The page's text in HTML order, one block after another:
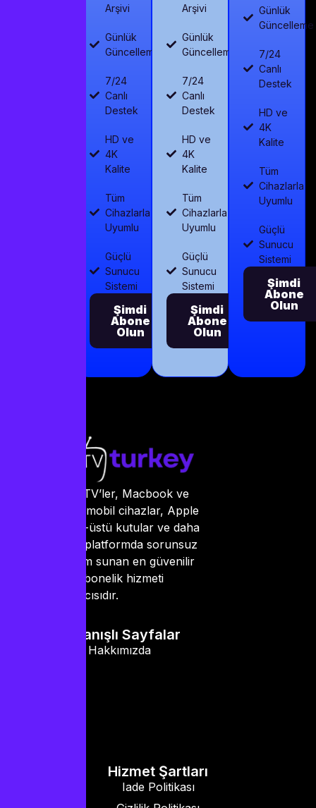
Arşivi
Günlük
Güncelleme
7/24
Canlı
Destek
HD ve
4K
Kalite
Tüm
Cihazlarla
Uyumlu
Güçlü
Sunucu
Sistemi
Şimdi
Abone
Olun
Arşivi
Günlük
Güncelleme
7/24
Canlı
Destek
HD ve
4K
Kalite
Tüm
Cihazlarla
Uyumlu
Güçlü
Sunucu
Sistemi
Şimdi
Abone
Olun
Günlük
Güncelleme
7/24
Canlı
Destek
HD ve
4K
Kalite
Tüm
Cihazlarla
Uyumlu
Güçlü
Sunucu
Sistemi
Şimdi
Abone
Olun
Smart TV’ler, Macbook ve
PC’ler, mobil cihazlar, Apple
TV, set-üstü kutular ve daha
birçok platformda sorunsuz
kullanım sunan en güvenilir
IPTV abonelik hizmeti
sağlayıcısıdır.
Kullanışlı Sayfalar
Hakkımızda
Hizmet Şartları
Iade Politikası